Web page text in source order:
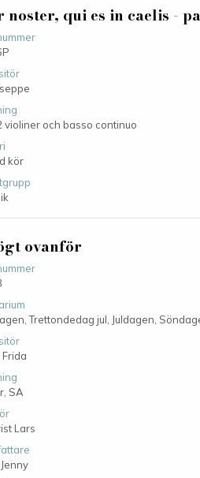
noster, qui es in caelis -
violiner och basso continuo
kör
ovanför
Trettondedag jul, Juldagen,
Frida
SA
Lars